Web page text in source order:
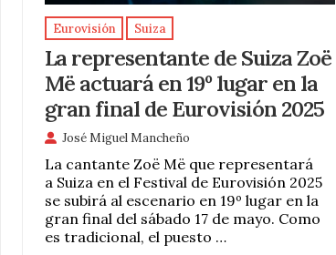
Eurovisión Suiza
La representante de Suiza Zoë
Më actuará en 19º lugar en la
gran final de Eurovisión 2025
José Miguel Mancheño
La cantante Zoë Më que representará
a Suiza en el Festival de Eurovisión 2025
se subirá al escenario en 19º lugar en la
gran final del sábado 17 de mayo. Como
es tradicional, el puesto …